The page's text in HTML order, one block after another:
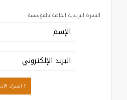
النشرة البريدية الخاصة بالمؤسسة